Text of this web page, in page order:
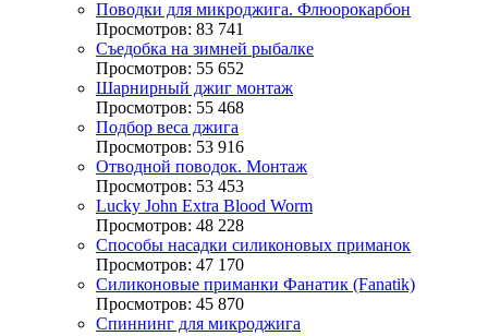
Поводки для микроджига. Флюорокарбон
Просмотров: 83 741
Съедобка на зимней рыбалке
Просмотров: 55 652
Шарнирный джиг монтаж
Просмотров: 55 468
Подбор веса джига
Просмотров: 53 916
Отводной поводок. Монтаж
Просмотров: 53 453
Lucky John Extra Blood Worm
Просмотров: 48 228
Способы насадки силиконовых приманок
Просмотров: 47 170
Силиконовые приманки Фанатик (Fanatik)
Просмотров: 45 870
Спиннинг для микроджига